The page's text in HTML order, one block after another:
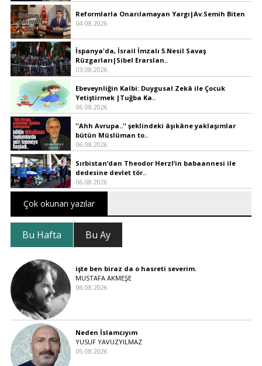
Reformlarla Onarılamayan Yargı|Av.Semih Biten
04.08.2026
İspanya'da, İsrail İmzalı 5.Nesil Savaş
Rüzgarları|Sibel Erarslan..
03.08.2026
Ebeveynliğin Kalbi: Duygusal Zekâ ile Çocuk
Yetiştirmek |Tuğba Ka..
06.08.2026
''Ahh Avrupa..'' şeklindeki âşıkâne yaklaşımlar
bütün Müslüman to..
06.08.2026
Sırbistan’dan Theodor Herzl’in babaannesi ile
dedesine devlet tör..
06.08.2026
Çok okunan yazılar
Bu Hafta Bu Ay
işte ben biraz da o hasreti severim.
MUSTAFA AKMEŞE
06.08.2026
Neden İslamcıyım
YUSUF YAVUZYILMAZ
05.08.2026